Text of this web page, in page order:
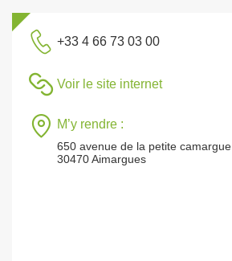
+33 4 66 73 03 00
Voir le site internet
M’y rendre :
650 avenue de la petite camargue
30470 Aimargues